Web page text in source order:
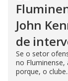
John
de
Se o setor
no Fluminense,
porque, o